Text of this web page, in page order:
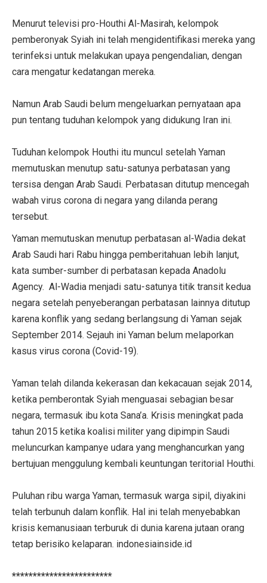
Menurut televisi pro-Houthi Al-Masirah, kelompok
pemberonyak Syiah ini telah mengidentifikasi mereka yang
terinfeksi untuk melakukan upaya pengendalian, dengan
cara mengatur kedatangan mereka.
Namun Arab Saudi belum mengeluarkan pernyataan apa
pun tentang tuduhan kelompok yang didukung Iran ini.
Tuduhan kelompok Houthi itu muncul setelah Yaman
memutuskan menutup satu-satunya perbatasan yang
tersisa dengan Arab Saudi. Perbatasan ditutup mencegah
wabah virus corona di negara yang dilanda perang
tersebut.
Yaman memutuskan menutup perbatasan al-Wadia dekat
Arab Saudi hari Rabu hingga pemberitahuan lebih lanjut,
kata sumber-sumber di perbatasan kepada Anadolu
Agency. Al-Wadia menjadi satu-satunya titik transit kedua
negara setelah penyeberangan perbatasan lainnya ditutup
karena konflik yang sedang berlangsung di Yaman sejak
September 2014. Sejauh ini Yaman belum melaporkan
kasus virus corona (Covid-19).
Yaman telah dilanda kekerasan dan kekacauan sejak 2014,
ketika pemberontak Syiah menguasai sebagian besar
negara, termasuk ibu kota Sana’a. Krisis meningkat pada
tahun 2015 ketika koalisi militer yang dipimpin Saudi
meluncurkan kampanye udara yang menghancurkan yang
bertujuan menggulung kembali keuntungan teritorial Houthi.
Puluhan ribu warga Yaman, termasuk warga sipil, diyakini
telah terbunuh dalam konflik. Hal ini telah menyebabkan
krisis kemanusiaan terburuk di dunia karena jutaan orang
tetap berisiko kelaparan. indonesiainside.id
************************